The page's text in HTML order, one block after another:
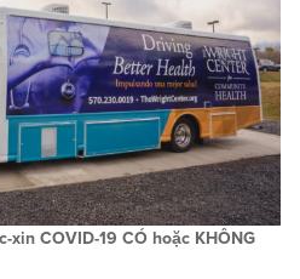
COVID-19 CÓ hoặc KHÔNG